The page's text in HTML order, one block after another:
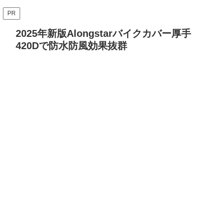
PR
2025年新版Alongstarバイクカバー厚手
420Dで防水防風効果抜群